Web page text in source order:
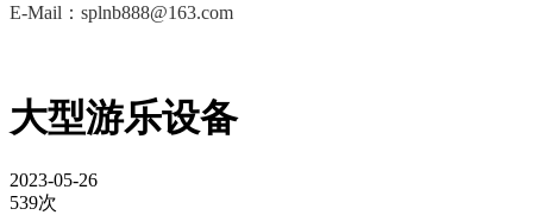
E-Mail：splnb888@163.com
大型游乐设备
2023-05-26
539次